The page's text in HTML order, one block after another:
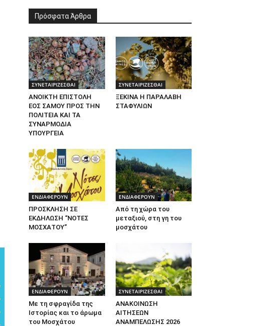
Πρόσφατα Άρθρα
ΣΥΝΕΤΑΙΡΙΖΕΣΘΑΙ
ΑΝΟΙΚΤΗ ΕΠΙΣΤΟΛΗ
ΕΟΣ ΣΑΜΟΥ ΠΡΟΣ ΤΗΝ
ΠΟΛΙΤΕΙΑ ΚΑΙ ΤΑ
ΣΥΝΑΡΜΟΔΙΑ
ΥΠΟΥΡΓΕΙΑ
ΣΥΝΕΤΑΙΡΙΖΕΣΘΑΙ
ΞΕΚΙΝΑ Η ΠΑΡΑΛΑΒΗ
ΣΤΑΦΥΛΙΩΝ
ΕΝΔΙΑΦΕΡΟΥΝ
ΠΡΟΣΚΛΗΣΗ ΣΕ
ΕΚΔΗΛΩΣΗ “ΝΟΤΕΣ
ΜΟΣΧΑΤΟΥ”
ΕΝΔΙΑΦΕΡΟΥΝ
Από τη χώρα του
μεταξιού, στη γη του
μοσχάτου
ΕΝΔΙΑΦΕΡΟΥΝ
Με τη σφραγίδα της
Ιστορίας και το άρωμα
του Μοσχάτου
ΣΥΝΕΤΑΙΡΙΖΕΣΘΑΙ
ΑΝΑΚΟΙΝΩΣΗ
ΑΙΤΗΣΕΩΝ
ΑΝΑΜΠΕΛΩΣΗΣ 2026